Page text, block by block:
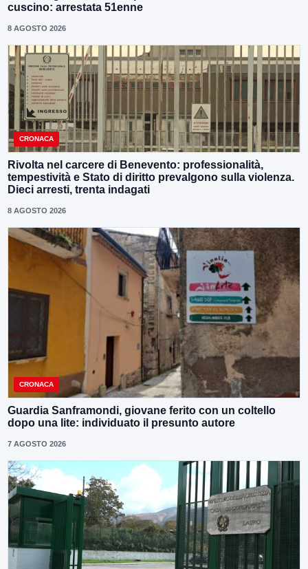
cuscino: arrestata 51enne
8 AGOSTO 2026
CRONACA
Rivolta nel carcere di Benevento: professionalità,
tempestività e Stato di diritto prevalgono sulla violenza.
Dieci arresti, trenta indagati
8 AGOSTO 2026
CRONACA
Guardia Sanframondi, giovane ferito con un coltello
dopo una lite: individuato il presunto autore
7 AGOSTO 2026